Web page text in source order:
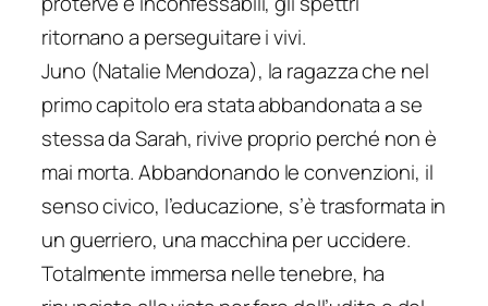
ritornano a perseguitare i vivi.
Juno (Natalie Mendoza), la ragazza che nel
primo capitolo era stata abbandonata a se
stessa da Sarah, rivive proprio perché non è
mai morta. Abbandonando le convenzioni, il
senso civico, l’educazione, s’è trasformata in
un guerriero, una macchina per uccidere.
Totalmente immersa nelle tenebre, ha